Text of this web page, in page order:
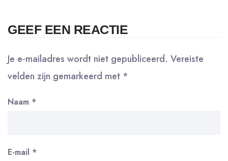
GEEF EEN REACTIE
Je e-mailadres wordt niet gepubliceerd. Vereiste
velden zijn gemarkeerd met *
Naam *
E-mail *